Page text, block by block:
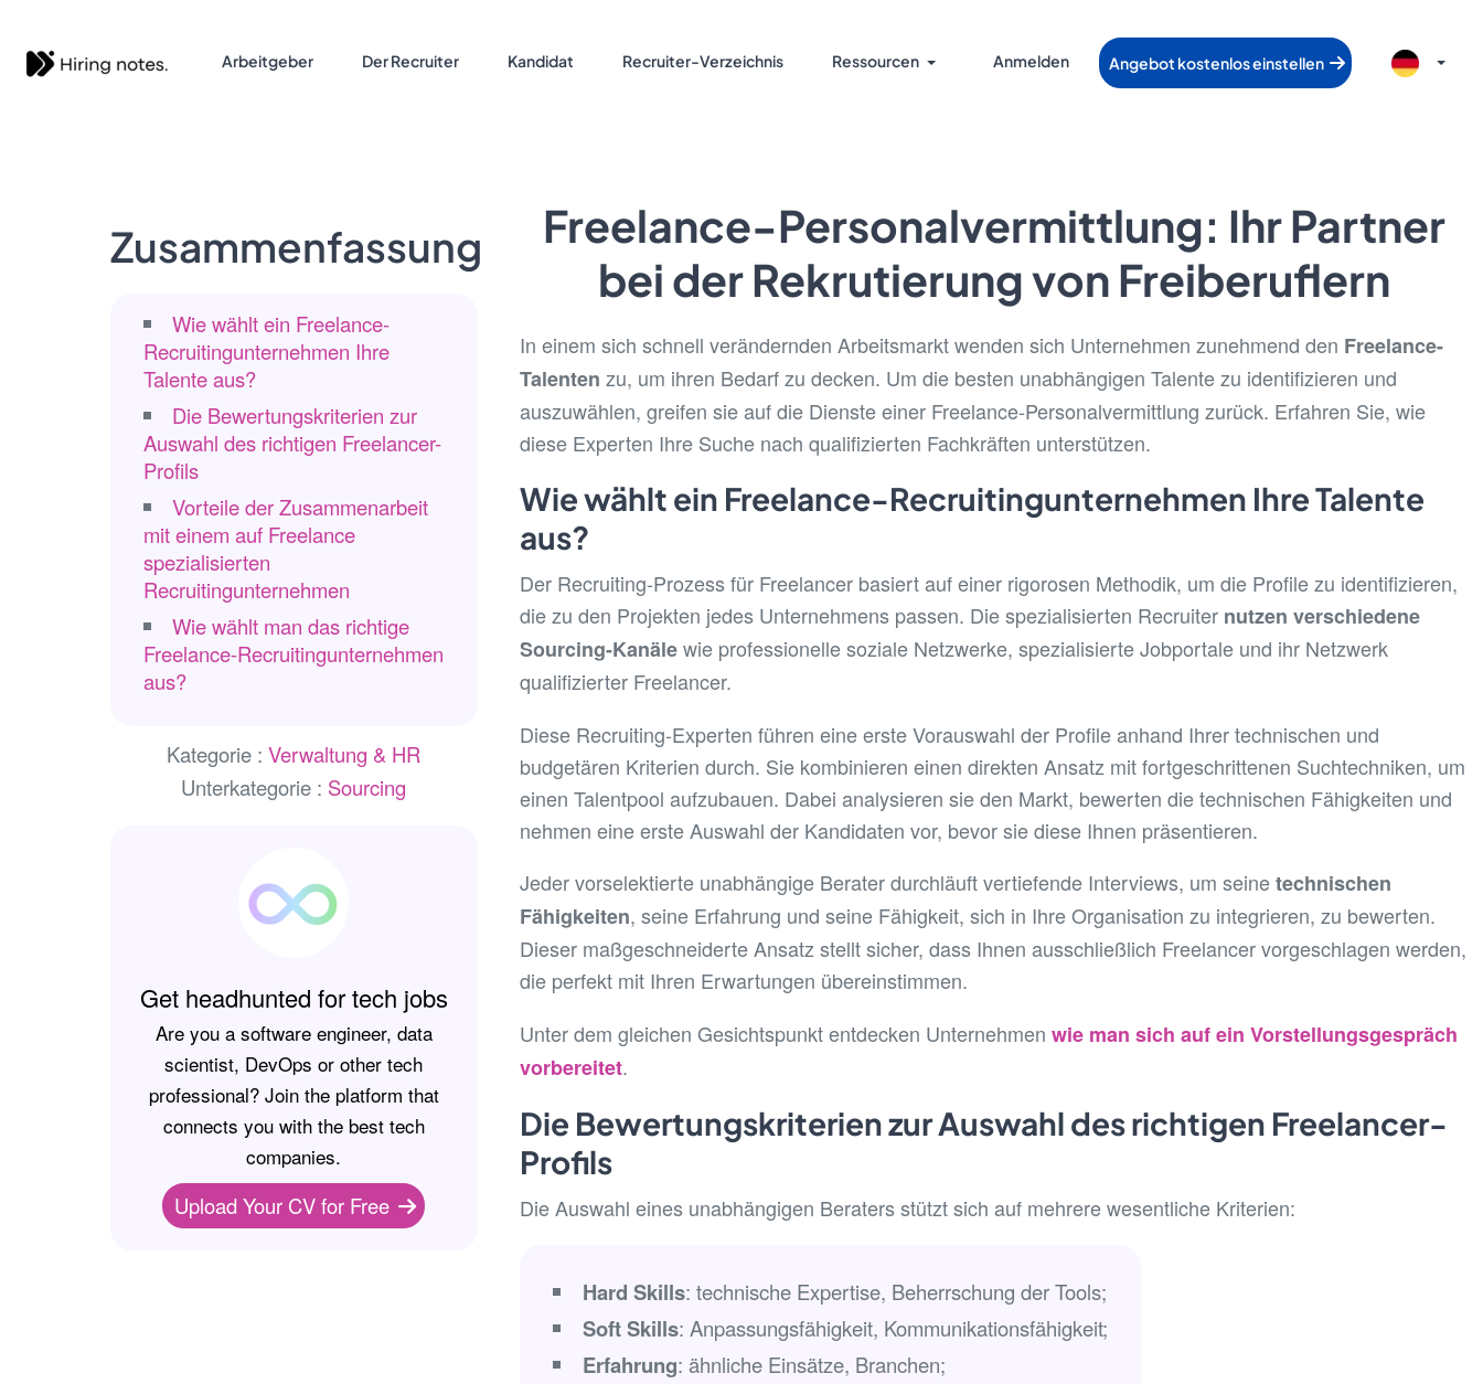
Arbeitgeber Der Recruiter Kandidat Recruiter-Verzeichnis Ressourcen Anmelden Angebot kostenlos einstellen
Zusammenfassung
Wie wählt ein Freelance-
Recruitingunternehmen Ihre
Talente aus?
Die Bewertungskriterien zur
Auswahl des richtigen Freelancer-
Profils
Vorteile der Zusammenarbeit
mit einem auf Freelance
spezialisierten
Recruitingunternehmen
Wie wählt man das richtige
Freelance-Recruitingunternehmen
aus?
Kategorie :Verwaltung & HR
Unterkategorie : Sourcing
Get headhunted for tech jobs
Are you a software engineer, data
scientist, DevOps or other tech
professional? Join the platform that
connects you with the best tech
companies.
Upload Your CV for Free
Freelance-Personalvermittlung: Ihr Partner
bei der Rekrutierung von Freiberuflern
In einem sich schnell verändernden Arbeitsmarkt wenden sich Unternehmen zunehmend den Freelance-
Talenten zu, um ihren Bedarf zu decken. Um die besten unabhängigen Talente zu identifizieren und
auszuwählen, greifen sie auf die Dienste einer Freelance-Personalvermittlung zurück. Erfahren Sie, wie
diese Experten Ihre Suche nach qualifizierten Fachkräften unterstützen.
Wie wählt ein Freelance-Recruitingunternehmen Ihre Talente
aus?
Der Recruiting-Prozess für Freelancer basiert auf einer rigorosen Methodik, um die Profile zu identifizieren,
die zu den Projekten jedes Unternehmens passen. Die spezialisierten Recruiter nutzen verschiedene
Sourcing-Kanälewie professionelle soziale Netzwerke, spezialisierte Jobportale und ihr Netzwerk
qualifizierter Freelancer.
Diese Recruiting-Experten führen eine erste Vorauswahl der Profile anhand Ihrer technischen und
budgetären Kriterien durch. Sie kombinieren einen direkten Ansatz mit fortgeschrittenen Suchtechniken, um
einen Talentpool aufzubauen. Dabei analysieren sie den Markt, bewerten die technischen Fähigkeiten und
nehmen eine erste Auswahl der Kandidaten vor, bevor sie diese Ihnen präsentieren.
Jeder vorselektierte unabhängige Berater durchläuft vertiefende Interviews, um seinetechnischen
Fähigkeiten, seine Erfahrung und seine Fähigkeit, sich in Ihre Organisation zu integrieren, zu bewerten.
Dieser maßgeschneiderte Ansatz stellt sicher, dass Ihnen ausschließlich Freelancer vorgeschlagen werden,
die perfekt mit Ihren Erwartungen übereinstimmen.
Unter dem gleichen Gesichtspunkt entdecken Unternehmenwie man sich auf ein Vorstellungsgespräch
vorbereitet.
Die Bewertungskriterien zur Auswahl des richtigen Freelancer-
Profils
Die Auswahl eines unabhängigen Beraters stützt sich auf mehrere wesentliche Kriterien:
Hard Skills: technische Expertise, Beherrschung der Tools;
Soft Skills: Anpassungsfähigkeit, Kommunikationsfähigkeit;
Erfahrung: ähnliche Einsätze, Branchen;